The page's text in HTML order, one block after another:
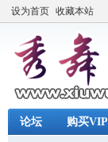
设为首页 收藏本站
论坛 购买VIP